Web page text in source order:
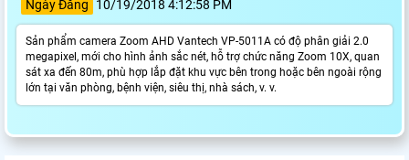
Ngày Đăng
10/19/2018 4:12:58 PM
Sản phẩm camera Zoom AHD Vantech VP-5011A có độ phân giải 2.0
megapixel, mới cho hình ảnh sắc nét, hỗ trợ chức năng Zoom 10X, quan
sát xa đến 80m, phù hợp lắp đặt khu vực bên trong hoặc bên ngoài rộng
lớn tại văn phòng, bệnh viện, siêu thị, nhà sách, v. v.